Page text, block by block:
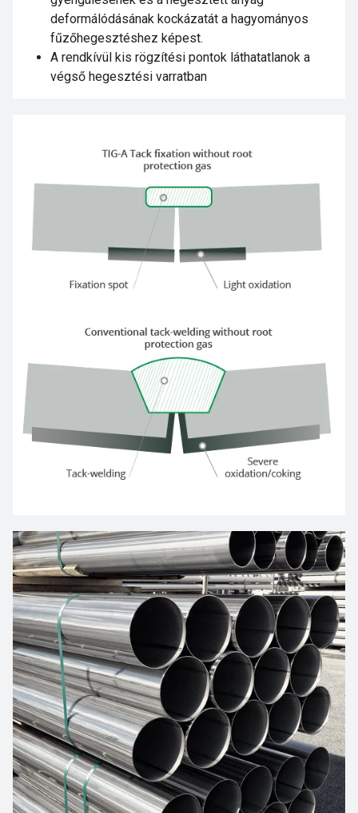
deformálódásának kockázatát a hagyományos
fűzőhegesztéshez képest.
A rendkívül kis rögzítési pontok láthatatlanok a
végső hegesztési varratban